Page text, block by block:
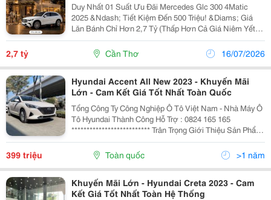
Duy Nhất 01 Suất Ưu Đãi Mercedes Glc 300 4Matic
2025 &Ndash; Tiết Kiệm Đến 500 Triệu! &Diams; Giá
Lăn Bánh Chỉ Hơn 2,7 Tỷ (Thấp Hơn Cả Giá Niêm Yết
2,859 Tỷ) &Diams; Trả Trước Chỉ Từ 460 Triệu &Ndash;
Nhận Xe Ngay! &Diams; Ưu Đãi Cực Hấp Dẫn: ✅
Giảm...
2,7 tỷ Cần Thơ 16/07/2026
Hyundai Accent All New 2023 - Khuyến Mãi
Lớn - Cam Kết Giá Tốt Nhất Toàn Quốc
Tổng Công Ty Công Nghiệp Ô Tô Việt Nam - Nhà Máy Ô
Tô Hyundai Thành Công Hỗ Trợ : 0824 165 165
************************** Trân Trọng Giới Thiệu Sản Phẩm
Hyundai Accent Model 2022 Mới Ra Mắt : Quà Tặng
Lớn Số Lượng Có Hạn : Thẻ Dịch Vụ Giảm Giá
399 triệu Toàn quốc >1 năm
Khuyến Mãi Lớn - Hyundai Creta 2023 - Cam
Kết Giá Tốt Nhất Toàn Hệ Thống